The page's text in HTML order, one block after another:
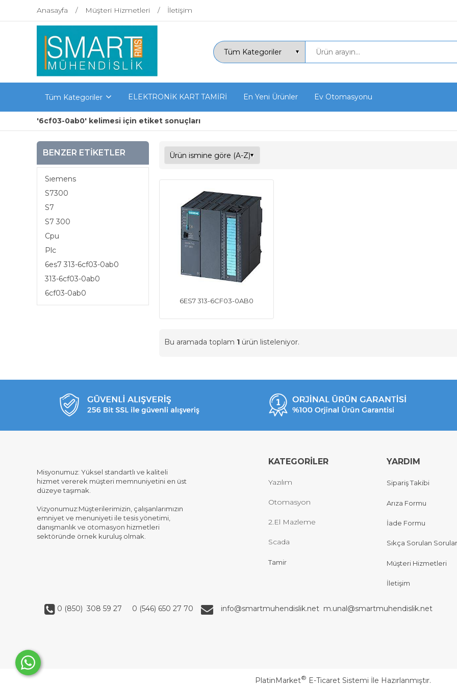
Anasayfa Müşteri Hizmetleri İletişim
Tüm Kategoriler ELEKTRONİK KART TAMİRİ En Yeni Ürünler Ev Otomasyonu
'6cf03-0ab0' kelimesi için etiket sonuçları
BENZER ETIKETLER
Sıemens
S7300
S7
S7 300
Cpu
Plc
6es7 313-6cf03-0ab0
313-6cf03-0ab0
6cf03-0ab0
6ES7 313-6CF03-0AB0
Bu aramada toplam 1 ürün listeleniyor.
Misyonumuz: Yüksel standartlı ve kaliteli
hizmet vererek müşteri memnuniyetini en üst
düzeye taşımak.
Vizyonumuz:Müşterilerimizin, çalışanlarımızın
emniyet ve menuniyeti ile tesis yönetimi,
danışmanlık ve otomasyon hizmetleri
sektöründe örnek kuruluş olmak.
KATEGORİLER
Yazılım
Otomasyon
2.El Mazleme
Scada
Tamir
YARDIM
Sipariş Takibi
Arıza Formu
İade Formu
Sıkça Sorulan Sorular
Müşteri Hizmetleri
İletişim
0 (850) 308 59 27 0 (546) 650 27 70 info@smartmuhendislik.net m.unal@smartmuhendislik.net
PlatinMarket® E-Ticaret Sistemi İle Hazırlanmıştır.